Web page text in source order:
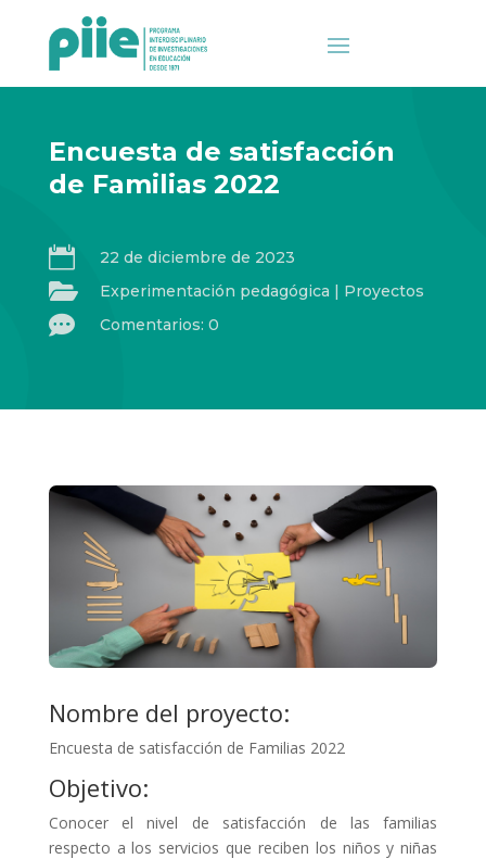
Encuesta de satisfacción
de Familias 2022
 22 de diciembre de 2023
 Experimentación pedagógica | Proyectos
 Comentarios: 0
Nombre del proyecto:
Encuesta de satisfacción de Familias 2022
Objetivo:
Conocer el nivel de satisfacción de las familias
respecto a los servicios que reciben los niños y niñas